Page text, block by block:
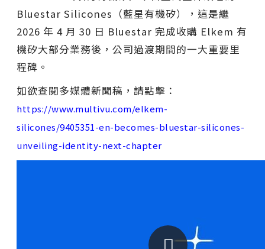
Bluestar Silicones（藍星有機矽），這是繼
2026 年 4 月 30 日 Bluestar 完成收購 Elkem 有
機矽大部分業務後，公司過渡期間的一大重要里
程碑。
如欲查閱多媒體新聞稿，請點擊：
https://www.multivu.com/elkem-
silicones/9405351-en-becomes-bluestar-silicones-
unveiling-identity-next-chapter